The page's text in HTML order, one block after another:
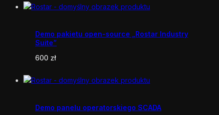
Demo pakietu open-source „Rostar Industry
Suite”
600 zł
Demo panelu operatorskiego SCADA